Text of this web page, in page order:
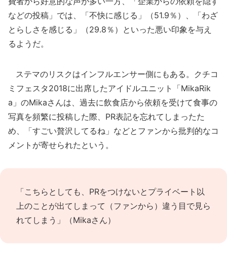
などの投稿」では、「不快に感じる」（51.9％）、「わざ
とらしさを感じる」（29.8％）といった悪い印象を与え
るようだ。
ステマのリスクはインフルエンサー側にもある。クチコ
ミフェスタ2018に出席したアイドルユニット「MikaRik
a」のMikaさんは、過去に飲食店から依頼を受けて食事の
写真を頻繁に投稿した際、PR表記を忘れてしまったた
め、「すごい贅沢してるね」などとファンから批判的なコ
メントが寄せられたという。
「こちらとしても、PRをつけないとプライベート以
上のことが出てしまって（ファンから）違う目で見ら
れてしまう」（Mikaさん）